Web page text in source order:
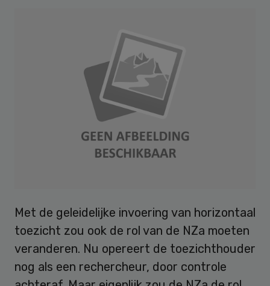
Met de geleidelijke invoering van horizontaal
toezicht zou ook de rol van de NZa moeten
veranderen. Nu opereert de toezichthouder
nog als een rechercheur, door controle